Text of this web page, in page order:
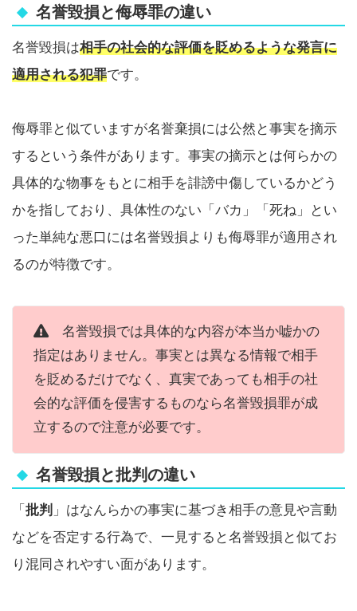
名誉毀損と侮辱罪の違い
名誉毀損は相手の社会的な評価を貶めるような発言に
適用される犯罪です。
侮辱罪と似ていますが名誉棄損には公然と事実を摘示
するという条件があります。事実の摘示とは何らかの
具体的な物事をもとに相手を誹謗中傷しているかどう
かを指しており、具体性のない「バカ」「死ね」とい
った単純な悪口には名誉毀損よりも侮辱罪が適用され
るのが特徴です。
名誉毀損では具体的な内容が本当か嘘かの
指定はありません。事実とは異なる情報で相手
を貶めるだけでなく、真実であっても相手の社
会的な評価を侵害するものなら名誉毀損罪が成
立するので注意が必要です。
名誉毀損と批判の違い
「 批判 」はなんらかの事実に基づき相手の意見や言動
などを否定する行為で、一見すると名誉毀損と似てお
り混同されやすい面があります。